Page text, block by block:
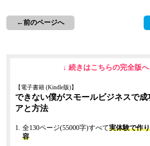
←前のページへ
↓ 続きはこちらの完全版へ
【電子書籍 (Kindle版)】
できない僕がスモールビジネスで
アと方法
全130ページ(55000字)すべて実体験で作
容